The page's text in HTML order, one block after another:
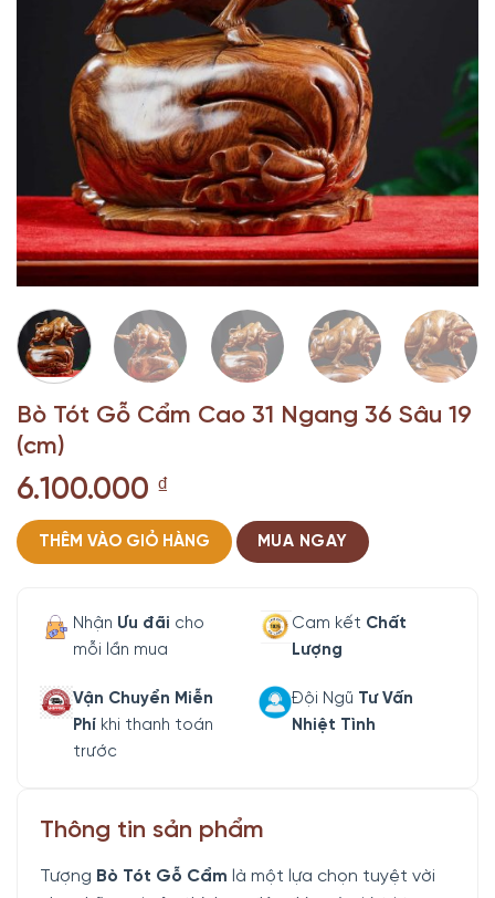
Bò Tót Gỗ Cẩm Cao 31 Ngang 36 Sâu 19
(cm)
6.100.000 ₫
THÊM VÀO GIỎ HÀNG MUA NGAY
Nhận Ưu đãi cho
mỗi lần mua
Cam kết Chất
Lượng
Vận Chuyển Miễn
Phí khi thanh toán
trước
Đội Ngũ Tư Vấn
Nhiệt Tình
Thông tin sản phẩm
Tượng Bò Tót Gỗ Cẩm là một lựa chọn tuyệt vời